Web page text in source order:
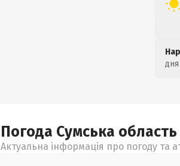
Погода Сумська область
Актуальна інформація про погоду та